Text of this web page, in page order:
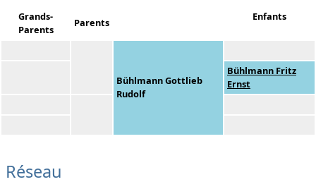
Grands-
Parents
Parents Enfants
Bühlmann Gottlieb
Rudolf
Bühlmann Fritz
Ernst
Réseau